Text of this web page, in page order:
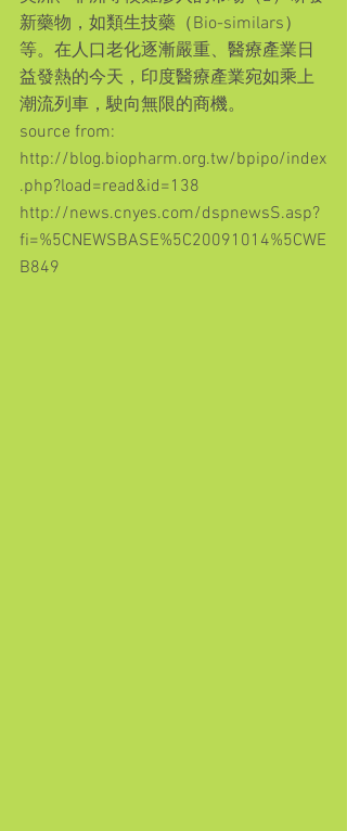
新藥物，如類生技藥（Bio-similars）
等。在人口老化逐漸嚴重、醫療產業日
益發熱的今天，印度醫療產業宛如乘上
潮流列車，駛向無限的商機。
source from:
http://blog.biopharm.org.tw/bpipo/index
.php?load=read&id=138
http://news.cnyes.com/dspnewsS.asp?
fi=%5CNEWSBASE%5C20091014%5CWE
B849